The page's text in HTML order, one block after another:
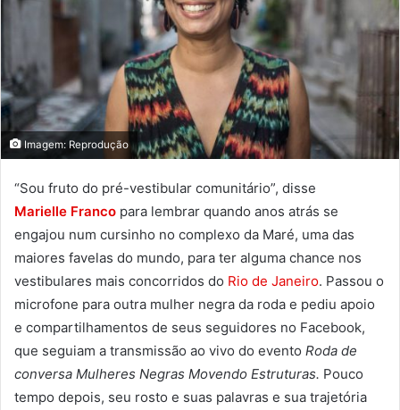
Imagem: Reprodução
“Sou fruto do pré-vestibular comunitário”, disse
Marielle Franco para lembrar quando anos atrás se
engajou num cursinho no complexo da Maré, uma das
maiores favelas do mundo, para ter alguma chance nos
vestibulares mais concorridos do Rio de Janeiro. Passou o
microfone para outra mulher negra da roda e pediu apoio
e compartilhamentos de seus seguidores no Facebook,
que seguiam a transmissão ao vivo do evento Roda de
conversa Mulheres Negras Movendo Estruturas. Pouco
tempo depois, seu rosto e suas palavras e sua trajetória